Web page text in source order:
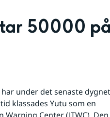
50000 på
under det senaste dygnet
klassades Yutu som en